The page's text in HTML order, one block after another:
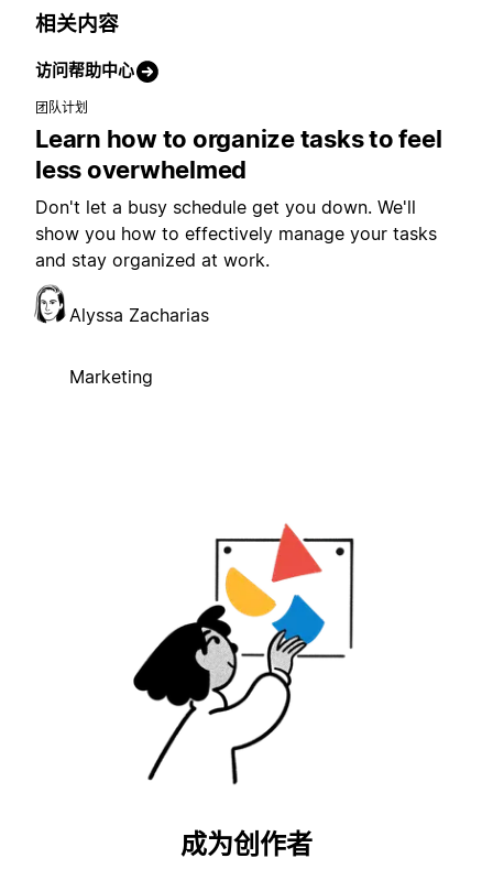
相关内容
访问帮助中心
团队计划
Learn how to organize tasks to feel
less overwhelmed
Don't let a busy schedule get you down. We'll
show you how to effectively manage your tasks
and stay organized at work.
Alyssa Zacharias
Marketing
成为创作者